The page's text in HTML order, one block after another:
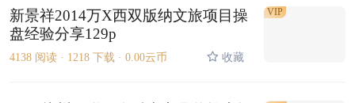
新景祥2014万X西双版纳文旅项目操
盘经验分享129p
4138 阅读 · 1218 下载 · 0.00云币 收藏
VIP